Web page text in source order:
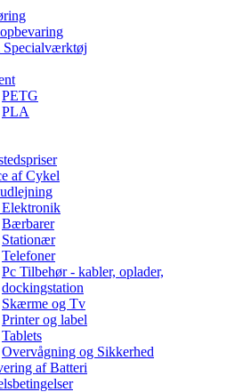
Specialværktøj
PETG
PLA
af Cykel
Bærbarer
Stationær
Telefoner
Pc Tilbehør - kabler, oplader,
dockingstation
Skærme og Tv
Printer og label
Tablets
Overvågning og Sikkerhed
af Batteri